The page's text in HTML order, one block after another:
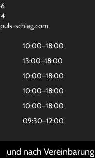
schlag.com
10:00–18:00
13:00–18:00
10:00–18:00
10:00–18:00
10:00–18:00
09:30–12:00
und nach Vereinbarung